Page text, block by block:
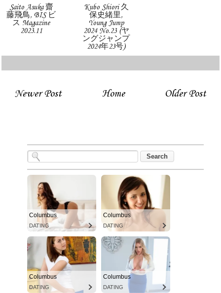
Saito Asuka 齋
藤飛鳥, BIS ビ
ス Magazine
2023.11
Kubo Shiori 久
保史緒里,
Young Jump
2024 No.23 (ヤ
ングジャンプ
2024年23号)
Newer Post Older Post
Home
Columbus
DATING
Columbus
DATING
Columbus
DATING
Columbus
DATING